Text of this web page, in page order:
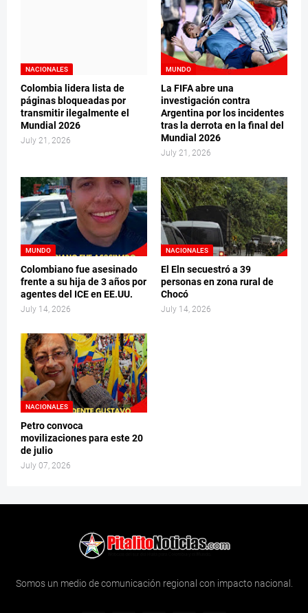
NACIONALES
Colombia lidera lista de
páginas bloqueadas por
transmitir ilegalmente el
Mundial 2026
July 21, 2026
MUNDO
La FIFA abre una
investigación contra
Argentina por los incidentes
tras la derrota en la final del
Mundial 2026
July 21, 2026
MUNDO
Colombiano fue asesinado
frente a su hija de 3 años por
agentes del ICE en EE.UU.
July 14, 2026
NACIONALES
El Eln secuestró a 39
personas en zona rural de
Chocó
July 14, 2026
NACIONALES
Petro convoca
movilizaciones para este 20
de julio
July 07, 2026
Somos un medio de comunicación regional con impacto nacional.